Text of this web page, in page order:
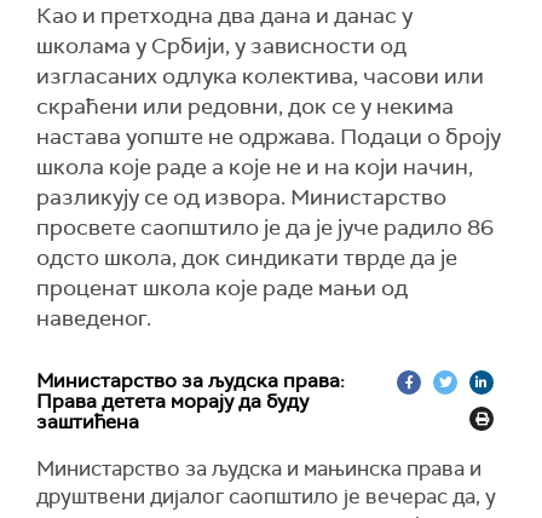
Као и претходна два дана и данас у
школама у Србији, у зависности од
изгласаних одлука колектива, часови или
скраћени или редовни, док се у некима
настава уопште не одржава. Подаци о броју
школа које раде а које не и на који начин,
разликују се од извора. Министарство
просвете саопштило је да је јуче радило 86
одсто школа, док синдикати тврде да је
проценат школа које раде мањи од
наведеног.
Министарство за људска права:
Права детета морају да буду
заштићена
Министарство за људска и мањинска права и
друштвени дијалог саопштило је вечерас да, у